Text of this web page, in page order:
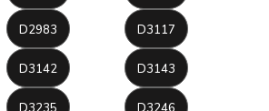
D2983 D3117
D3142 D3143